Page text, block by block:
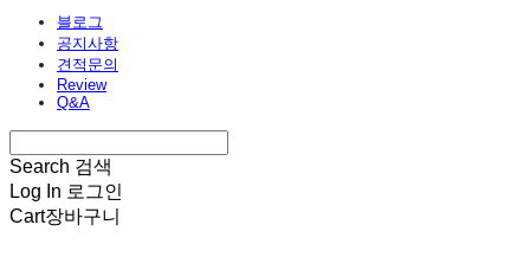
블로그
공지사항
견적문의
Review
Q&A
Search 검색
Log In 로그인
Cart장바구니